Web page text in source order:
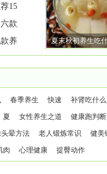
15
款
养
夏末秋初养生吃
么 推荐
春季养生 快速
补肾吃什么
夏 女性养生之道
健康跑判
晕方法 老人锻炼常识
健美
肉 心理健康 提臀动作